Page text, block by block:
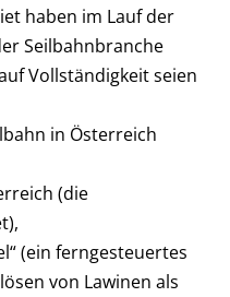
haben im Lauf der
Seilbahnbranche
Vollständigkeit seien
in Österreich
(die
(ein ferngesteuertes
von Lawinen als